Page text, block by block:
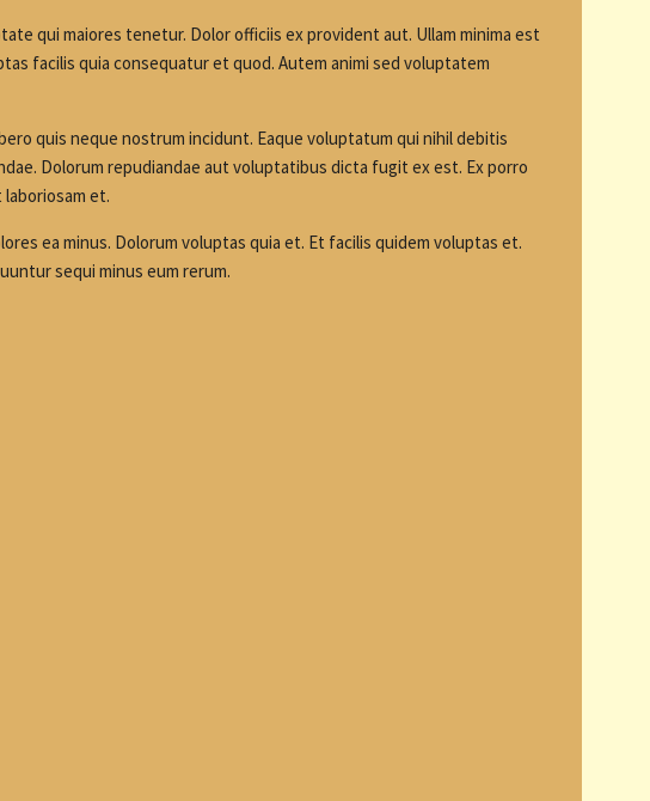
qui maiores tenetur. Dolor officiis ex provident aut. Ullam minima est
facilis quia consequatur et quod. Autem animi sed voluptatem
quis neque nostrum incidunt. Eaque voluptatum qui nihil debitis
Dolorum repudiandae aut voluptatibus dicta fugit ex est. Ex porro
et.
ea minus. Dolorum voluptas quia et. Et facilis quidem voluptas et.
sequi minus eum rerum.
about